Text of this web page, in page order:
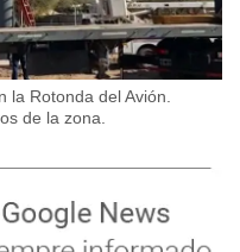
la Rotonda del Avión.
de la zona.